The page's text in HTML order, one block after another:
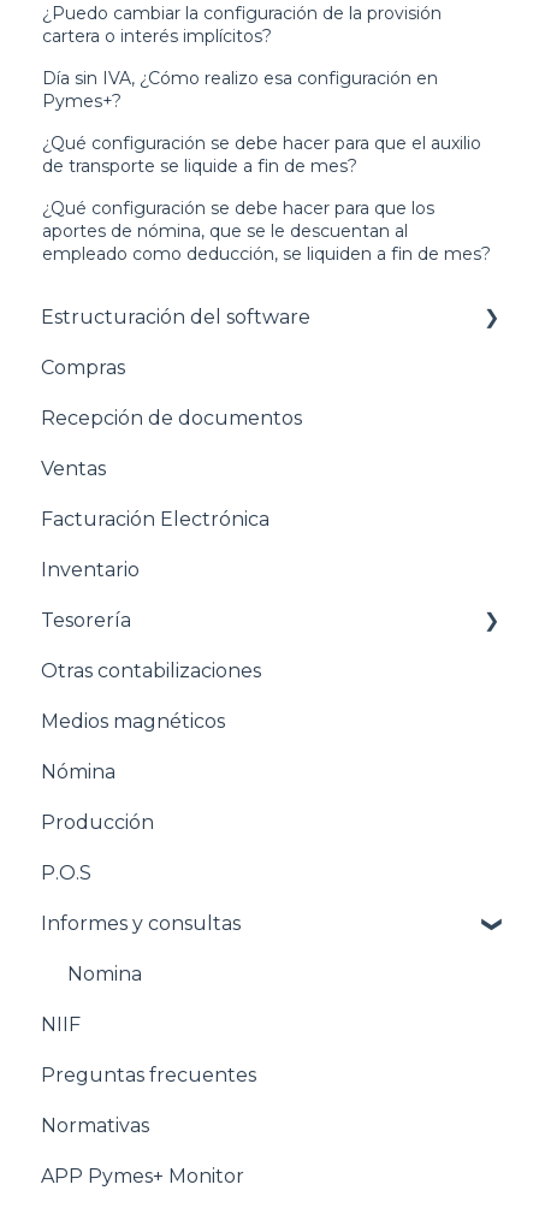
¿Puedo cambiar la configuración de la provisión
cartera o interés implícitos?
Día sin IVA, ¿Cómo realizo esa configuración en
Pymes+?
¿Qué configuración se debe hacer para que el auxilio
de transporte se liquide a fin de mes?
¿Qué configuración se debe hacer para que los
aportes de nómina, que se le descuentan al
empleado como deducción, se liquiden a fin de mes?
Estructuración del software
Pasos para configurar tu empresa
Estructuración General
Estructuración Contabilidad
Estructuración Compras
Estructuración Ventas
Estructuración Inventarios
Estructuración Tesorería
Pasos para configurar la Nómina
Estructuración Nómina
Pasos para configurar Producción
Estructuración Producción
Pasos para configurar POS
Estructuración POS
Estructuración Utilitarios
Compras
Recepción de documentos
Ventas
Facturación Electrónica
Inventario
Tesorería
Conciliacion bancaria
Otras contabilizaciones
Medios magnéticos
Nómina
Producción
P.O.S
Informes y consultas
Nomina
NIIF
Preguntas frecuentes
Normativas
APP Pymes+ Monitor